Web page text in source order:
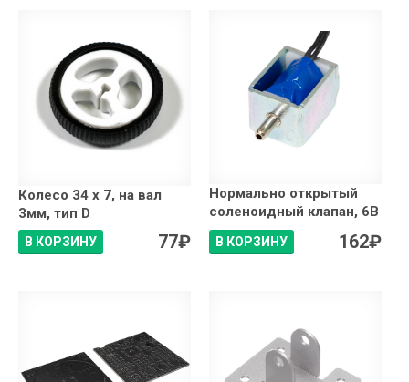
Колесо 34 х 7, на вал
3мм, тип D
В КОРЗИНУ 77₽
Нормально открытый
соленоидный клапан, 6В
В КОРЗИНУ 162₽